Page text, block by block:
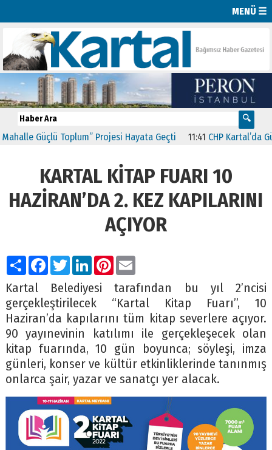
MENÜ ☰
Toplum” Projesi Hayata Geçti 11:41 CHP Kartal’da Gülşen
KARTAL KİTAP FUARI 10
HAZİRAN’DA 2. KEZ KAPILARINI
AÇIYOR
PaylaşFacebook
TwitterLinkedIn
Pinterest
Email
Kartal Belediyesi tarafından bu yıl 2’ncisi
gerçekleştirilecek “Kartal Kitap Fuarı”, 10
Haziran’da kapılarını tüm kitap severlere açıyor.
90 yayınevinin katılımı ile gerçekleşecek olan
kitap fuarında, 10 gün boyunca; söyleşi, imza
günleri, konser ve kültür etkinliklerinde tanınmış
onlarca şair, yazar ve sanatçı yer alacak.